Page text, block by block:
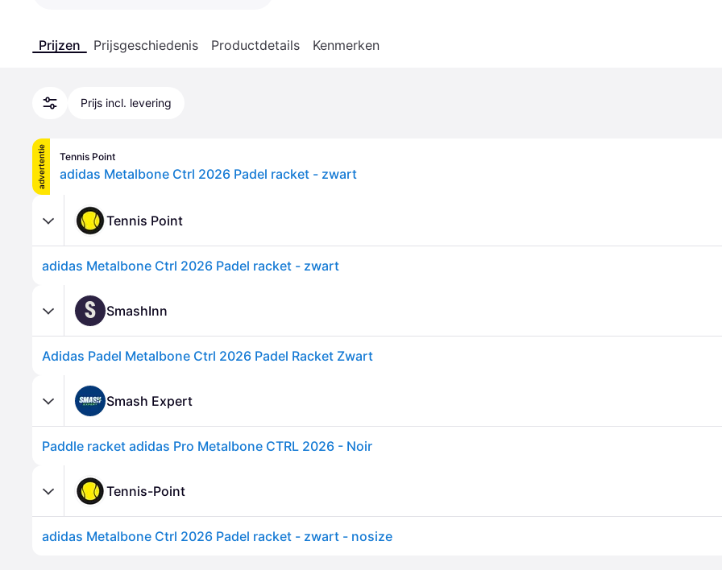
Prijzen Prijsgeschiedenis Productdetails Kenmerken
Prijs incl. levering
advertentie Tennis Point
adidas Metalbone Ctrl 2026 Padel racket - zwart
Tennis Point
adidas Metalbone Ctrl 2026 Padel racket - zwart
S SmashInn
Adidas Padel Metalbone Ctrl 2026 Padel Racket Zwart
Smash Expert
Paddle racket adidas Pro Metalbone CTRL 2026 - Noir
Tennis-Point
adidas Metalbone Ctrl 2026 Padel racket - zwart - nosize